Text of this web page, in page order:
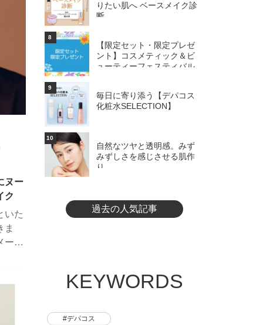
果に
ヌー
ク
いた
ま
ージ
も
りたい肌へ ベースメイク診
断
8
【限定セット・限定プレゼ
ント】コスメティック＆ビ
ューティーフェスティバル
9
毎日に寄り添う【デパコス
化粧水SELECTION】
10
自然なツヤと透明感。みず
みずしさを感じさせる肌作
り
過去の人気記事
KEYWORDS
#デパコス